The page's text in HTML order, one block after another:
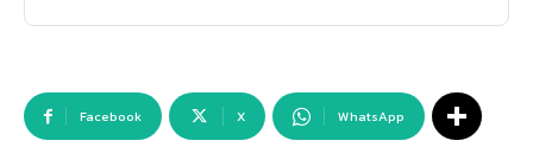
Facebook X WhatsApp